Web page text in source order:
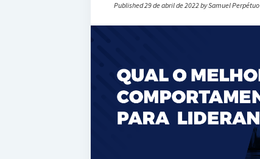
Published 29 de abril de 2022 by Samuel Perpétuo